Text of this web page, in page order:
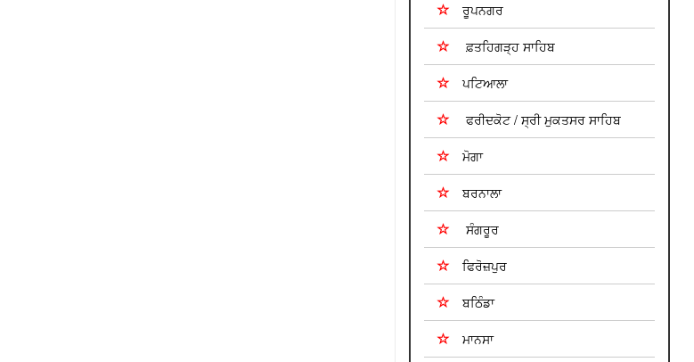
ਰੂਪਨਗਰ
ਫ਼ਤਹਿਗੜ੍ਹ ਸਾਹਿਬ
ਪਟਿਆਲਾ
ਫਰੀਦਕੋਟ / ਸ੍ਰੀ ਮੁਕਤਸਰ ਸਾਹਿਬ
ਮੋਗਾ
ਬਰਨਾਲਾ
ਸੰਗਰੂਰ
ਫਿਰੋਜ਼ਪੁਰ
ਬਠਿੰਡਾ
ਮਾਨਸਾ